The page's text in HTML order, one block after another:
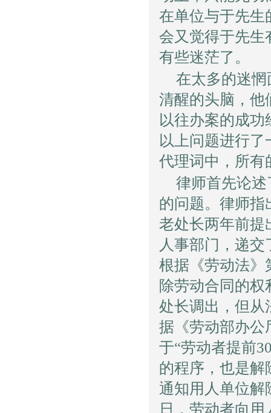
在单位与于先生
会又觉得于先生
有些迷茫了。
在太多的迷
清醒的头脑，他
以往办案的成
以上问题进行
代理词中，所有
律师首先论
的问题。律师指
老处长两年前提
人事部门，递
根据《劳动法》
除劳动合同的
处长调出，但从
据《劳动部办公
于“劳动者提前
的程序，也是解
通知用人单位解
日，劳动者向